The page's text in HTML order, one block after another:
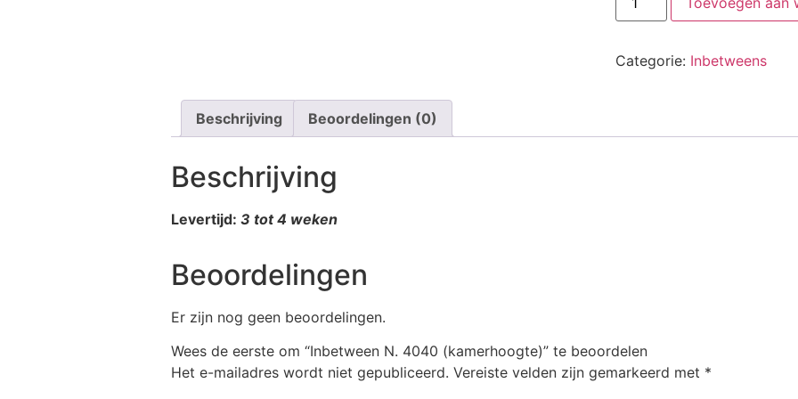
Categorie: Inbetweens
Beschrijving Beoordelingen (0)
Beschrijving
Levertijd: 3 tot 4 weken
Beoordelingen
Er zijn nog geen beoordelingen.
Wees de eerste om “Inbetween N. 4040 (kamerhoogte)” te beoordelen
Het e-mailadres wordt niet gepubliceerd. Vereiste velden zijn gemarkeerd met *